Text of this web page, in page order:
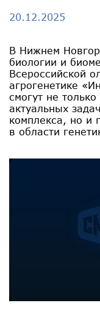
20.12.2025
В Нижнем
биологии и
Всероссийской
агрогенетике
смогут не
актуальных
комплекса, но и
в области